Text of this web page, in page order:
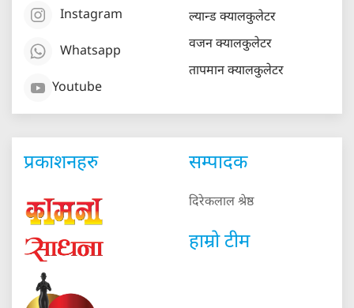
Instagram
Whatsapp
Youtube
ल्यान्ड क्यालकुलेटर
वजन क्यालकुलेटर
तापमान क्यालकुलेटर
प्रकाशनहरु सम्पादक
दिरेकलाल श्रेष्ठ
हाम्रो टीम